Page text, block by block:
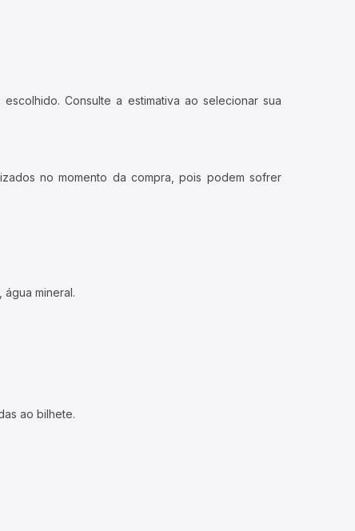
Consulte a estimativa ao selecionar sua
no momento da compra, pois podem sofrer
mineral.
ao bilhete.